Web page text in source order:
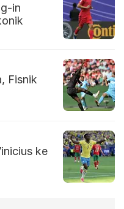
in
Fisnik
ke